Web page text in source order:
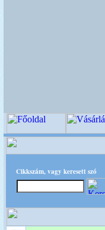
Cikkszám, vagy keresett szó
Kegyeleti-